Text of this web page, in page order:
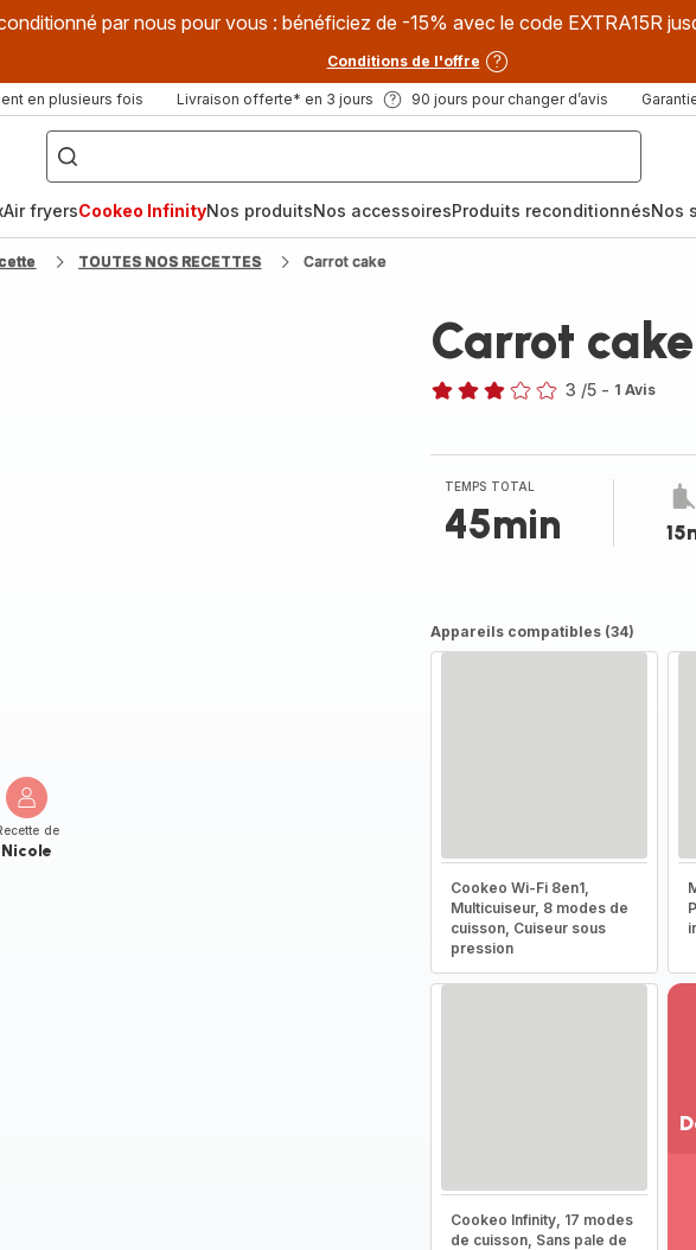
par nous pour vous : bénéficiez de -15% avec le code EXTRA15R
Conditions de l'offre
en plusieurs fois Livraison offerte* en 3 jours 90 jours pour changer d’avis
["Que
recherchez-
vous
?",
fryer",
"Companion"]
Air fryersCookeo InfinityNos produitsNos accessoiresProduits reconditionnésNos
TOUTES NOS RECETTES Carrot cake
de
Nicole
Carrot cake
étoiles
(moyenne)
3 /5 - 1 Avis
TEMPS TOTAL
45min
Appareils compatibles (34)
Cookeo Wi-Fi 8en1,
Multicuiseur, 8 modes de
cuisson, Cuiseur sous
pression
Cookeo Infinity, 17 modes
de cuisson, Sans pale de